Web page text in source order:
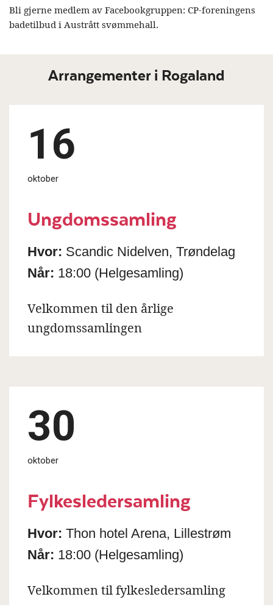
Bli gjerne medlem av Facebookgruppen: CP-foreningens
badetilbud i Austrått svømmehall.
Arrangementer i Rogaland
16
oktober
Ungdomssamling
Hvor: Scandic Nidelven, Trøndelag
Når: 18:00 (Helgesamling)
Velkommen til den årlige
ungdomssamlingen
30
oktober
Fylkesledersamling
Hvor: Thon hotel Arena, Lillestrøm
Når: 18:00 (Helgesamling)
Velkommen til fylkesledersamling